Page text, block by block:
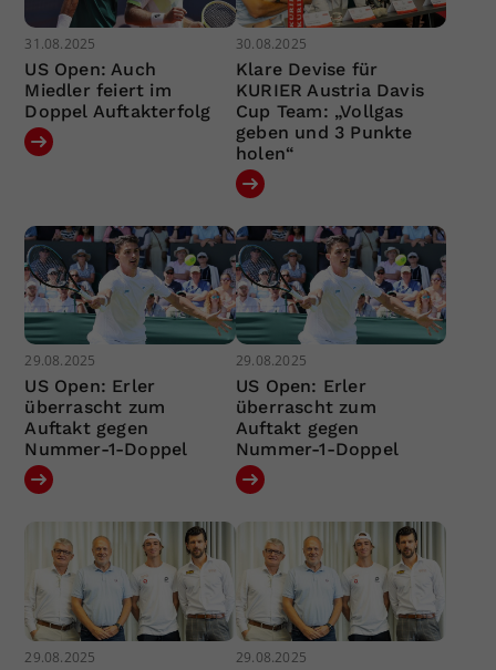
31.08.2025
US Open: Auch
Miedler feiert im
Doppel Auftakterfolg
30.08.2025
Klare Devise für
KURIER Austria Davis
Cup Team: „Vollgas
geben und 3 Punkte
holen“
29.08.2025
US Open: Erler
überrascht zum
Auftakt gegen
Nummer-1-Doppel
29.08.2025
US Open: Erler
überrascht zum
Auftakt gegen
Nummer-1-Doppel
29.08.2025 29.08.2025